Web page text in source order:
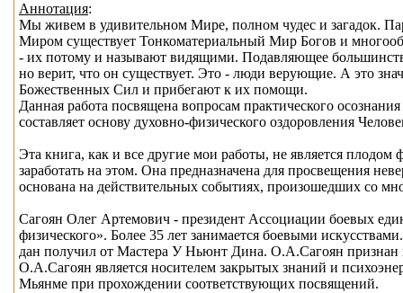
Аннотация:
Мы живем в удивительном Мире, полном чудес и загадок.
Миром существует Тонкоматериальный Мир Богов и
- их потому и называют видящими. Подавляющее
но верит, что он существует. Это - люди верующие. А это
Божественных Сил и прибегают к их помощи.
Данная работа посвящена вопросам практического
составляет основу духовно-физического оздоровления
Эта книга, как и все другие мои работы, не является
заработать на этом. Она предназначена для просвещения
основана на действительных событиях, произошедших со
Сагоян Олег Артемович - президент Ассоциации боевых
физического». Более 35 лет занимается боевыми
дан получил от Мастера У Ньюнт Дина. О.А.Сагоян
О.А.Сагоян является носителем закрытых знаний и
Мьянме при прохождении соответствующих посвящений.